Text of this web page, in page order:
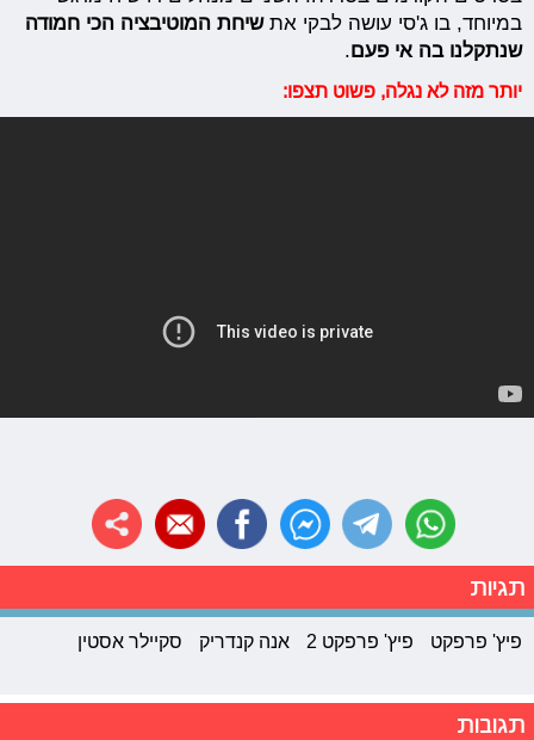
במיוחד, בו ג'סי עושה לבקי אתשיחת המוטיבציה הכי חמודה
שנתקלנו בה אי פעם.
יותר מזה לא נגלה, פשוט תצפו:
תגיות
פיץ' פרפקט פיץ' פרפקט 2 אנה קנדריק סקיילר אסטין
תגובות